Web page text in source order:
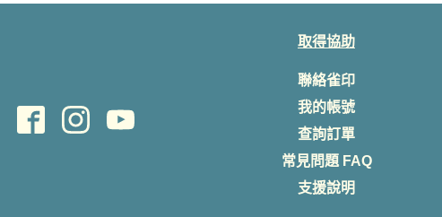
取得協助
聯絡雀印
我的帳號
查詢訂單
常見問題 FAQ
支援說明